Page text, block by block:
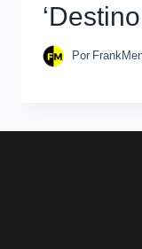
‘Destino
Por